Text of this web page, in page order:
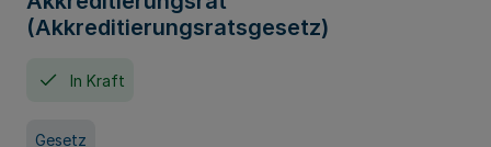
(Akkreditierungsratsgesetz)
In Kraft
Gesetz